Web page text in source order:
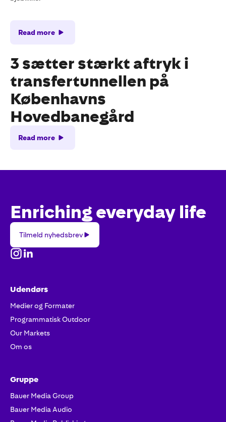
Read more
3 sætter stærkt aftryk i
transfertunnellen på
Københavns
Hovedbanegård
Read more
Enriching everyday life
nyhedsbrev
Tilmeld nyhedsbrev
Udendørs
Medier og Formater
Programmatisk Outdoor
Our Markets
Om os
Gruppe
Bauer Media Group
Bauer Media Audio